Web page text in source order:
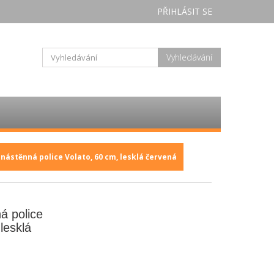
PŘIHLÁSIT SE
Vyhledávání
police Volato, 60 cm, lesklá červená
police